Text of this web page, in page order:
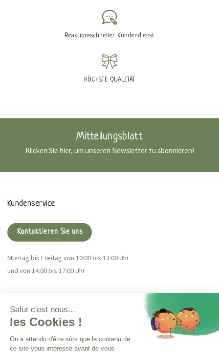
Reaktionsschneller Kundendienst
HÖCHSTE QUALITÄT
Mitteilungsblatt
Klicken Sie hier, um unseren Newsletter zu abonnieren!
Kundenservice
Kontaktieren Sie uns
Montag bis Freitag von 10:00 bis 13:00 Uhr
und von 14:00 bis 17:00 Uhr
Mehr Infos
Bestellungen